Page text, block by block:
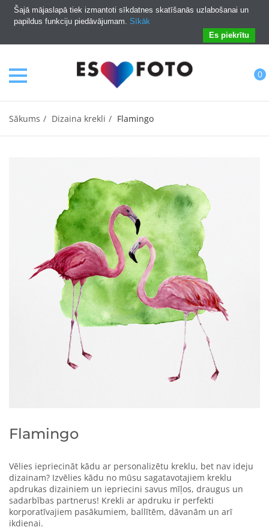
0
Sākums Dizaina krekli Flamingo
Flamingo
Vēlies iepriecināt kādu ar personalizētu kreklu, bet nav ideju
dizainam? Izvēlies kādu no mūsu sagatavotajiem kreklu
apdrukas dizainiem un iepriecini savus mīļos, draugus un
sadarbības partnerus! Krekli ar apdruku ir perfekti
korporatīvajiem pasākumiem, ballītēm, dāvanām un arī
ikdienai.
Šajā mājaslapā tiek izmantoti sīkdatnes skatīšanās uzlabošanai un
papildus funkciju piedāvājumam. Sīkāk
Es piekrītu